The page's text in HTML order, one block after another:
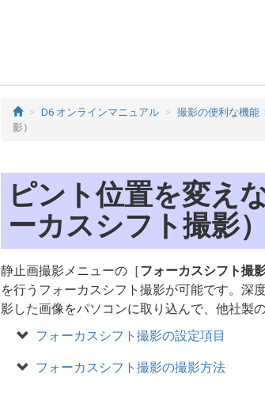
D6 オンラインマニュアル 撮影の便利な機能
影）
ピント位置を変え
ーカスシフト撮影）
静止画撮影メニューの［フォーカスシフト撮
を行うフォーカスシフト撮影が可能です。深
影した画像をパソコンに取り込んで、他社製
フォーカスシフト撮影の設定項目
フォーカスシフト撮影の撮影方法